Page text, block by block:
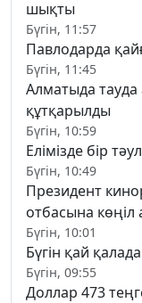
шықты
Бүгін, 11:57
Павлодарда
Бүгін, 11:45
Алматыда тауда
құтқарылды
Бүгін, 10:59
Елімізде бір
Бүгін, 10:49
Президент
отбасына көңіл
Бүгін, 10:01
Бүгін қай
Бүгін, 09:55
Доллар 473